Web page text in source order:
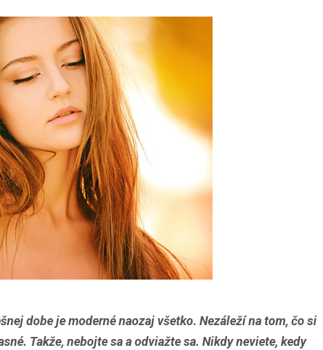
dobe je moderné naozaj všetko. Nezáleží na tom, čo si
Takže, nebojte sa a odviažte sa. Nikdy neviete, kedy